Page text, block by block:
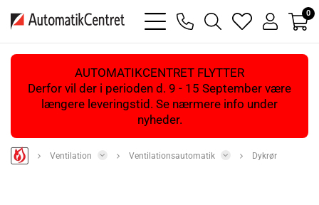
bars
light
phone
magnifying
glass
heart
light
user
light
0
AUTOMATIKCENTRET FLYTTER
Derfor vil der i perioden d. 9 - 15 September være
længere leveringstid. Se nærmere info under
nyheder.
Ventilation Ventilationsautomatik Dykrør